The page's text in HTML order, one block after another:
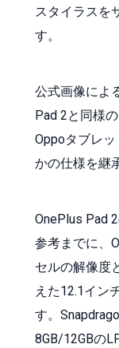
スタイラスを
す。
公式画像によ
Pad 2と同様
Oppoタブレ
かの仕様を継
OnePlus Pad
参考までに、
セルの解像度
えた12.1イン
す。
8GB/12GBの